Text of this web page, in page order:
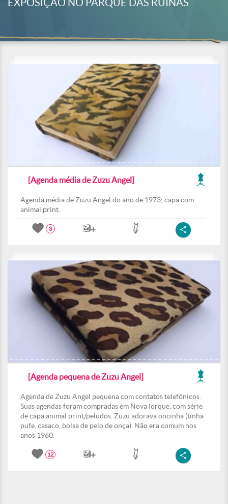
EXPOSIÇÃO NO PARQUE DAS RUÍNAS
[Agenda média de Zuzu Angel]
Agenda média de Zuzu Angel do ano de 1973; capa com
animal print.
3
[Agenda pequena de Zuzu Angel]
Agenda de Zuzu Angel pequena com contatos telefônicos.
Suas agendas foram compradas em Nova Iorque, com série
de capa animal print/peludos. Zuzu adorava oncinha (tinha
pufe, casaco, bolsa de pelo de onça). Não era comum nos
anos 1960.
12